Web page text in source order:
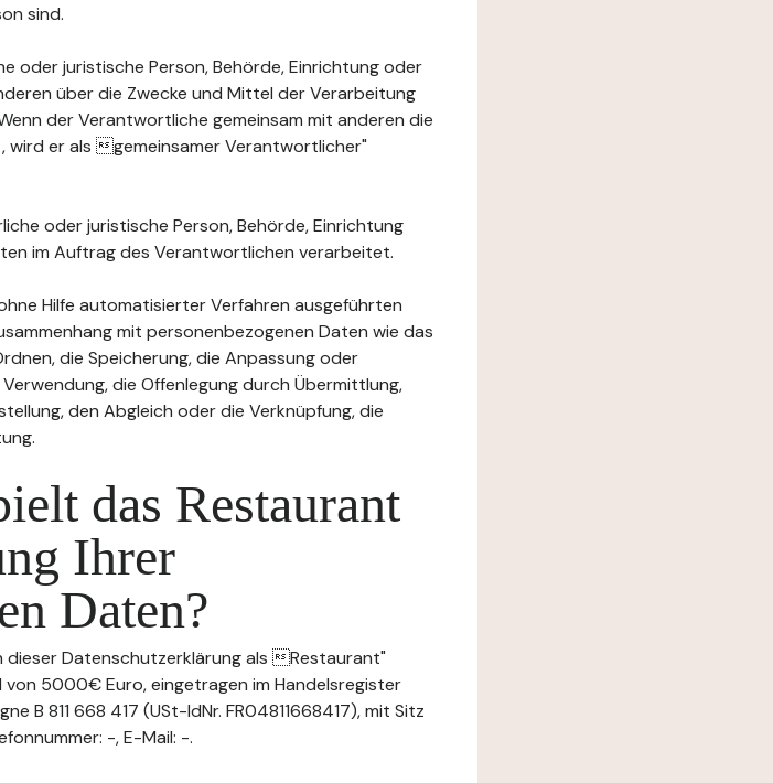
sind.
juristische Person, Behörde, Einrichtung oder
über die Zwecke und Mittel der Verarbeitung
der Verantwortliche gemeinsam mit anderen die
er als gemeinsamer Verantwortlicher"
oder juristische Person, Behörde, Einrichtung
im Auftrag des Verantwortlichen verarbeitet.
Hilfe automatisierter Verfahren ausgeführten
mit personenbezogenen Daten wie das
die Speicherung, die Anpassung oder
die Offenlegung durch Übermittlung,
den Abgleich oder die Verknüpfung, die
das Restaurant
Ihrer
Daten?
dieser Datenschutzerklärung als Restaurant"
5000€ Euro, eingetragen im Handelsregister
B 811 668 417 (USt-IdNr. FR04811668417), mit Sitz
-, E-Mail: -.